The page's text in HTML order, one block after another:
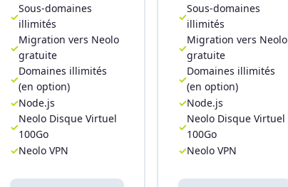
Sous-domaines
illimités
Migration vers Neolo
gratuite
Domaines illimités
(en option)
Node.js
Neolo Disque Virtuel
100Go
Neolo VPN
Sous-domaines
illimités
Migration vers Neolo
gratuite
Domaines illimités
(en option)
Node.js
Neolo Disque Virtuel
100Go
Neolo VPN